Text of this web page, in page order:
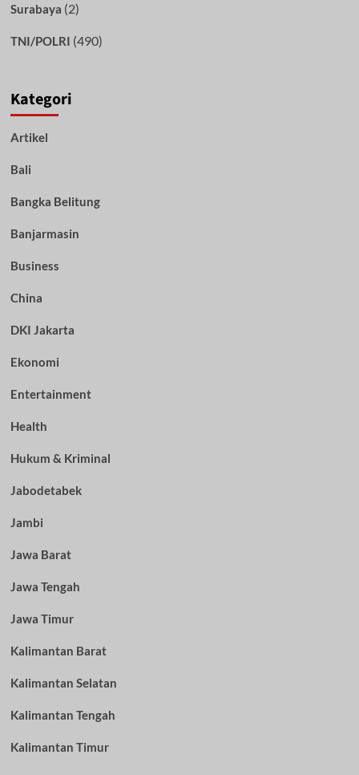
Surabaya (2)
TNI/POLRI (490)
Kategori
Artikel
Bali
Bangka Belitung
Banjarmasin
Business
China
DKI Jakarta
Ekonomi
Entertainment
Health
Hukum & Kriminal
Jabodetabek
Jambi
Jawa Barat
Jawa Tengah
Jawa Timur
Kalimantan Barat
Kalimantan Selatan
Kalimantan Tengah
Kalimantan Timur